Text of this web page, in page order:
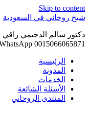
Skip to content
شيخ روحاني في السعودية
دكتور سالم الدحيمي
0015066065871 WhatsApp | واتس آب .
الرئيسية
المدونة
الخدمات
الأسئلة الشائعة
المنتدى الروحاني